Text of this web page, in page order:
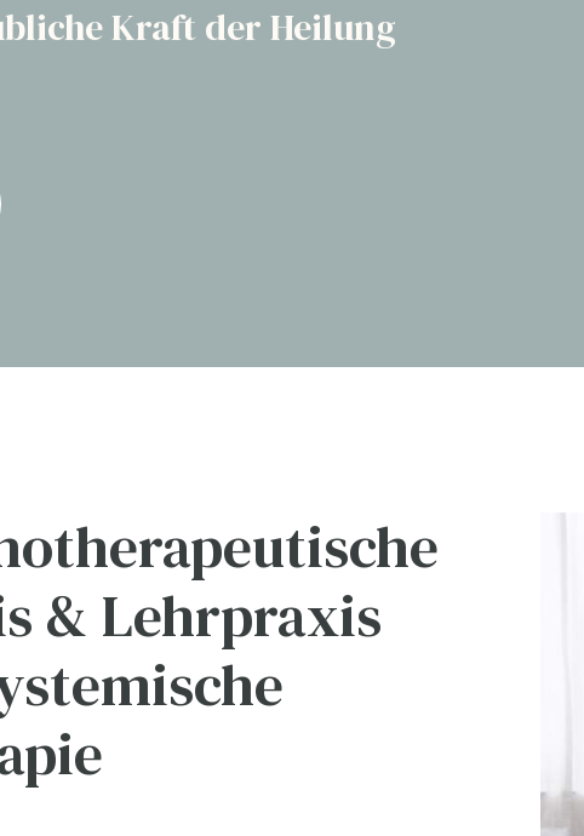
Kraft der Heilung
& Lehrpraxis